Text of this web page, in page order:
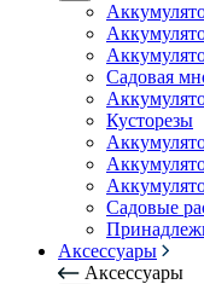
Садовая
Кусторезы
Садовые
Аксессуары
Аксессуары